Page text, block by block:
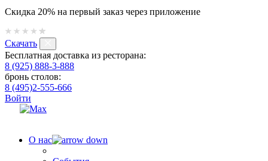
Скидка 20% на первый заказ через приложение
Скачать
Бесплатная доставка из ресторана:
8 (925) 888-3-888
бронь столов:
8 (495)2-555-666
Войти
О нас